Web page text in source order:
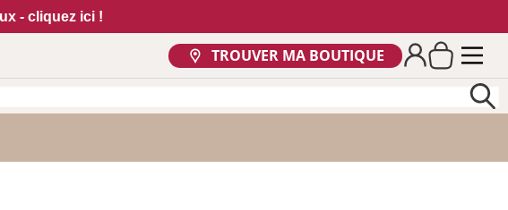
- cliquez ici !
TROUVER MA BOUTIQUE